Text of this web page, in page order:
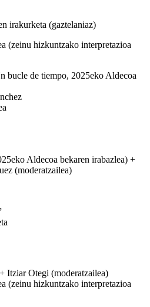
irakurketa (gaztelaniaz)
(zeinu hizkuntzako interpretazioa
bucle de tiempo, 2025eko Aldecoa
Aldecoa bekaren irabazlea) +
(moderatzailea)
Itziar Otegi (moderatzailea)
(zeinu hizkuntzako interpretazioa